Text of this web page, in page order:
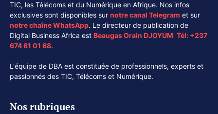
TIC, les Télécoms et du Numérique en Afrique. Nos infos
exclusives sont disponibles sur notre canal Telegram et sur
notre chaîneWhatsApp. Le directeur de publication de
Digital Business Africa est Beaugas Orain DJOYUM. Tél: +237
674 61 01 68.
L'équipe de DBA est constituée de professionnels, experts et
passionnés des TIC, Télécoms et Numérique.
Nos rubriques